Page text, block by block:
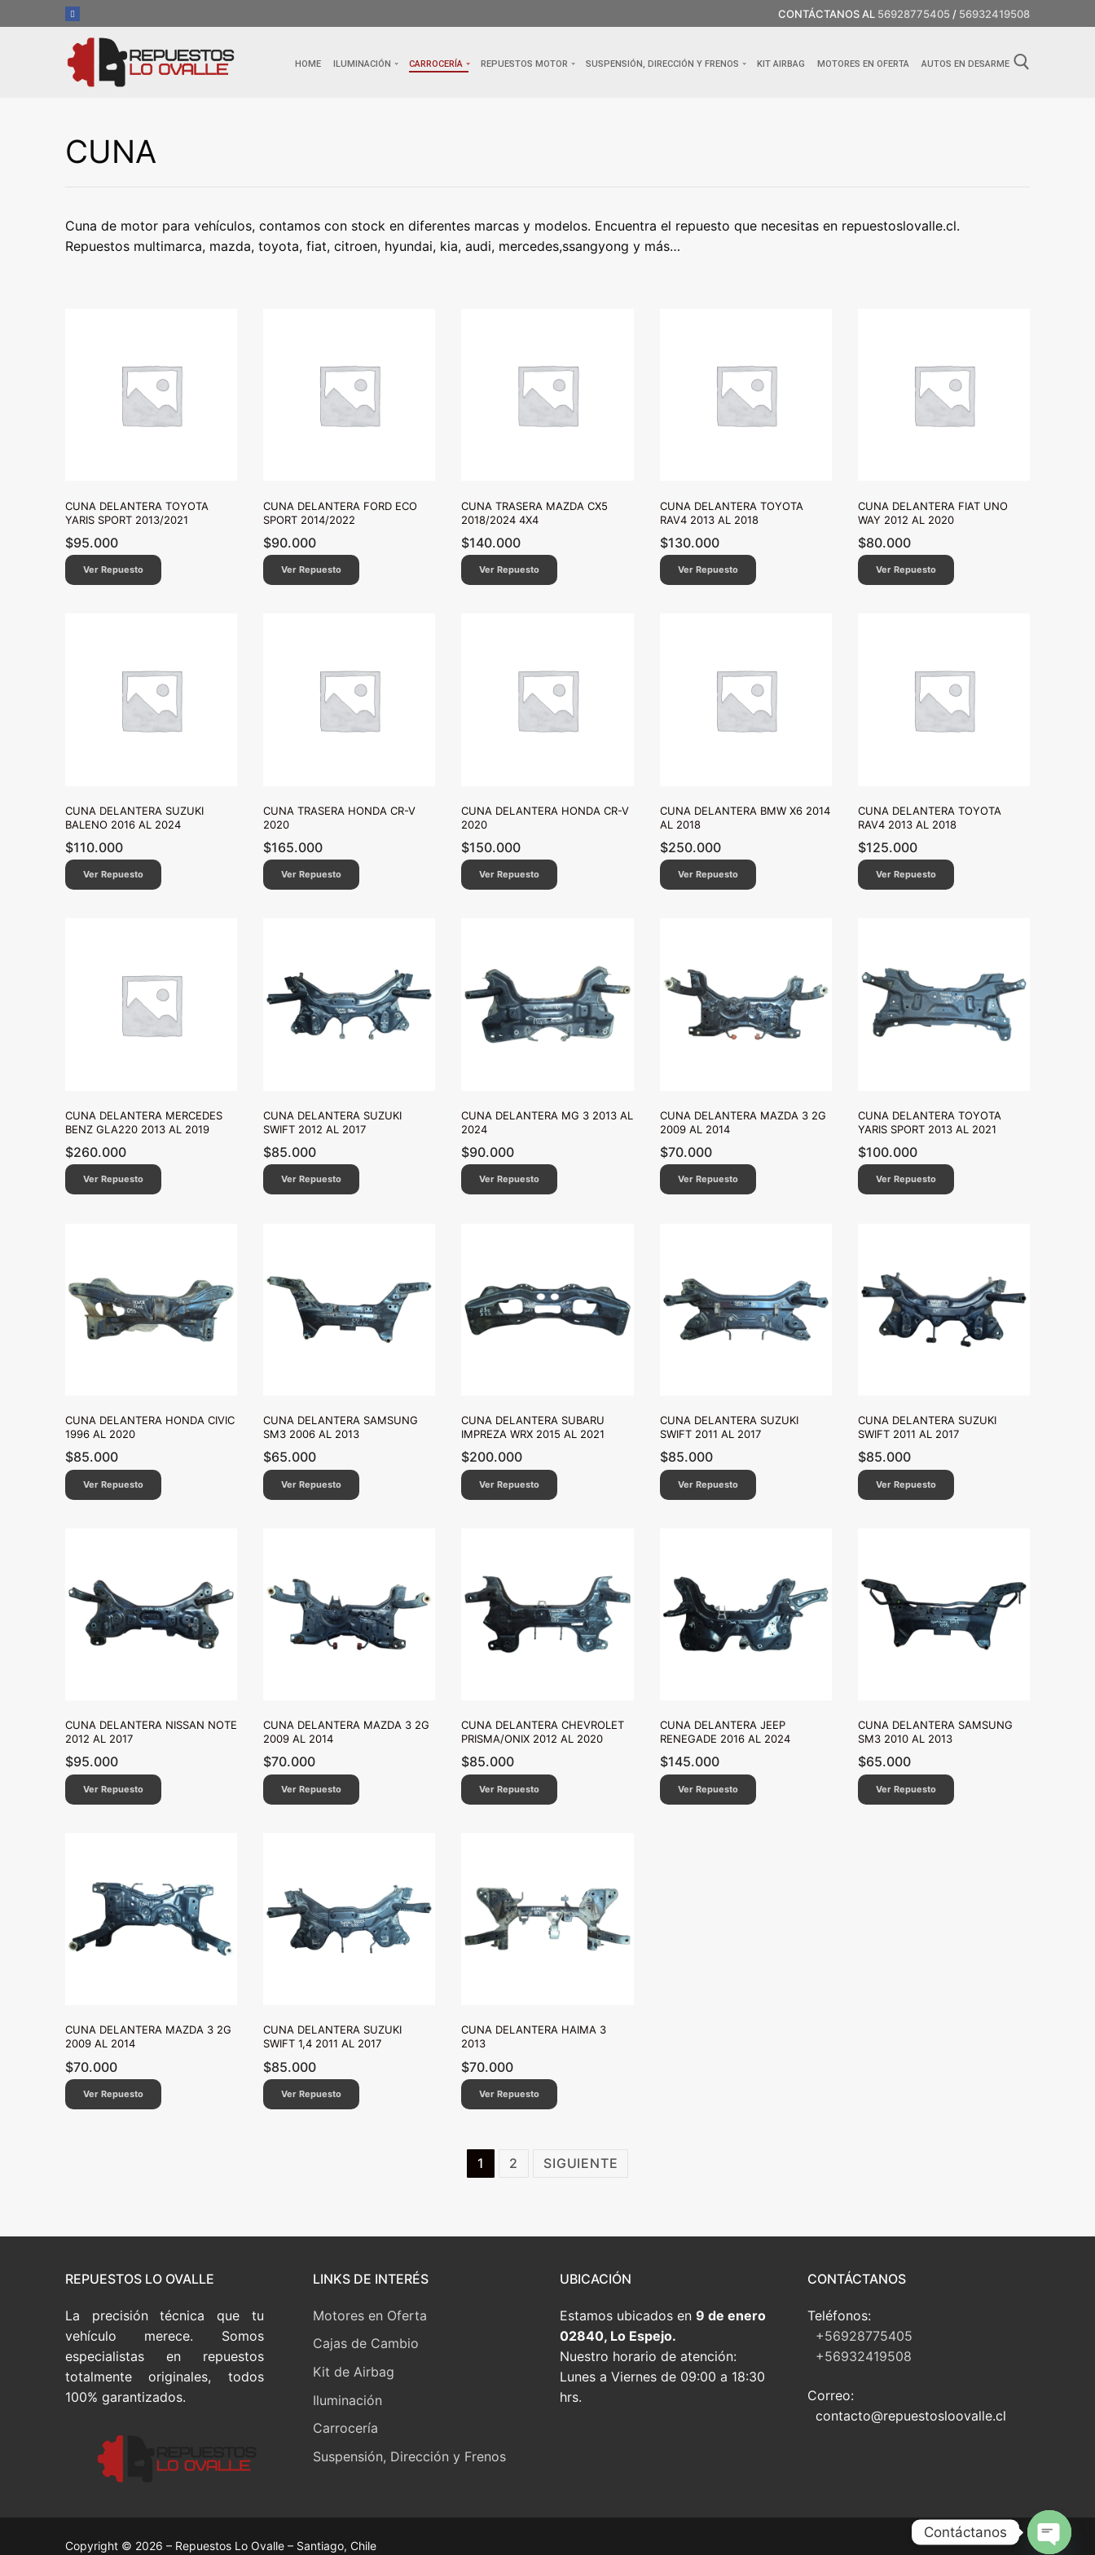
al
CONTÁCTANOS AL 56928775405 / 56932419508
HOME ILUMINACIÓN CARROCERÍA REPUESTOS MOTOR SUSPENSIÓN, DIRECCIÓN Y FRENOS KIT AIRBAG MOTORES EN OFERTA AUTOS EN DESARME
CUNA
Cuna de motor para vehículos, contamos con stock en diferentes marcas y modelos. Encuentra el repuesto que necesitas en repuestoslovalle.cl.
Repuestos multimarca, mazda, toyota, fiat, citroen, hyundai, kia, audi, mercedes,ssangyong y más…
CUNA DELANTERA TOYOTA
YARIS SPORT 2013/2021
$95.000
Ver Repuesto
CUNA DELANTERA FORD ECO
SPORT 2014/2022
$90.000
Ver Repuesto
CUNA TRASERA MAZDA CX5
2018/2024 4X4
$140.000
Ver Repuesto
CUNA DELANTERA TOYOTA
RAV4 2013 AL 2018
$130.000
Ver Repuesto
CUNA DELANTERA FIAT UNO
WAY 2012 AL 2020
$80.000
Ver Repuesto
CUNA DELANTERA SUZUKI
BALENO 2016 AL 2024
$110.000
Ver Repuesto
CUNA TRASERA HONDA CR-V
2020
$165.000
Ver Repuesto
CUNA DELANTERA HONDA CR-V
2020
$150.000
Ver Repuesto
CUNA DELANTERA BMW X6 2014
AL 2018
$250.000
Ver Repuesto
CUNA DELANTERA TOYOTA
RAV4 2013 AL 2018
$125.000
Ver Repuesto
CUNA DELANTERA MERCEDES
BENZ GLA220 2013 AL 2019
$260.000
Ver Repuesto
CUNA DELANTERA SUZUKI
SWIFT 2012 AL 2017
$85.000
Ver Repuesto
CUNA DELANTERA MG 3 2013 AL
2024
$90.000
Ver Repuesto
CUNA DELANTERA MAZDA 3 2G
2009 AL 2014
$70.000
Ver Repuesto
CUNA DELANTERA TOYOTA
YARIS SPORT 2013 AL 2021
$100.000
Ver Repuesto
CUNA DELANTERA HONDA CIVIC
1996 AL 2020
$85.000
Ver Repuesto
CUNA DELANTERA SAMSUNG
SM3 2006 AL 2013
$65.000
Ver Repuesto
CUNA DELANTERA SUBARU
IMPREZA WRX 2015 AL 2021
$200.000
Ver Repuesto
CUNA DELANTERA SUZUKI
SWIFT 2011 AL 2017
$85.000
Ver Repuesto
CUNA DELANTERA SUZUKI
SWIFT 2011 AL 2017
$85.000
Ver Repuesto
CUNA DELANTERA NISSAN NOTE
2012 AL 2017
$95.000
Ver Repuesto
CUNA DELANTERA MAZDA 3 2G
2009 AL 2014
$70.000
Ver Repuesto
CUNA DELANTERA CHEVROLET
PRISMA/ONIX 2012 AL 2020
$85.000
Ver Repuesto
CUNA DELANTERA JEEP
RENEGADE 2016 AL 2024
$145.000
Ver Repuesto
CUNA DELANTERA SAMSUNG
SM3 2010 AL 2013
$65.000
Ver Repuesto
CUNA DELANTERA MAZDA 3 2G
2009 AL 2014
$70.000
Ver Repuesto
CUNA DELANTERA SUZUKI
SWIFT 1,4 2011 AL 2017
$85.000
Ver Repuesto
CUNA DELANTERA HAIMA 3
2013
$70.000
Ver Repuesto
entradas
1 2 SIGUIENTE
REPUESTOS LO OVALLE
La precisión técnica que tu
vehículo merece. Somos
especialistas en repuestos
totalmente originales, todos
100% garantizados.
LINKS DE INTERÉS
Motores en Oferta
Cajas de Cambio
Kit de Airbag
Iluminación
Carrocería
Suspensión, Dirección y Frenos
UBICACIÓN
Estamos ubicados en 9 de enero
02840, Lo Espejo.
Nuestro horario de atención:
Lunes a Viernes de 09:00 a 18:30
hrs.
CONTÁCTANOS
Teléfonos:
+56928775405
+56932419508
Correo:
contacto@repuestosloovalle.cl
Copyright © 2026 – Repuestos Lo Ovalle – Santiago, Chile
Contáctanos